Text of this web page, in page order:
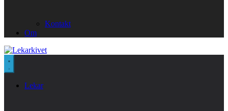
Kontakt
Om
Lekar